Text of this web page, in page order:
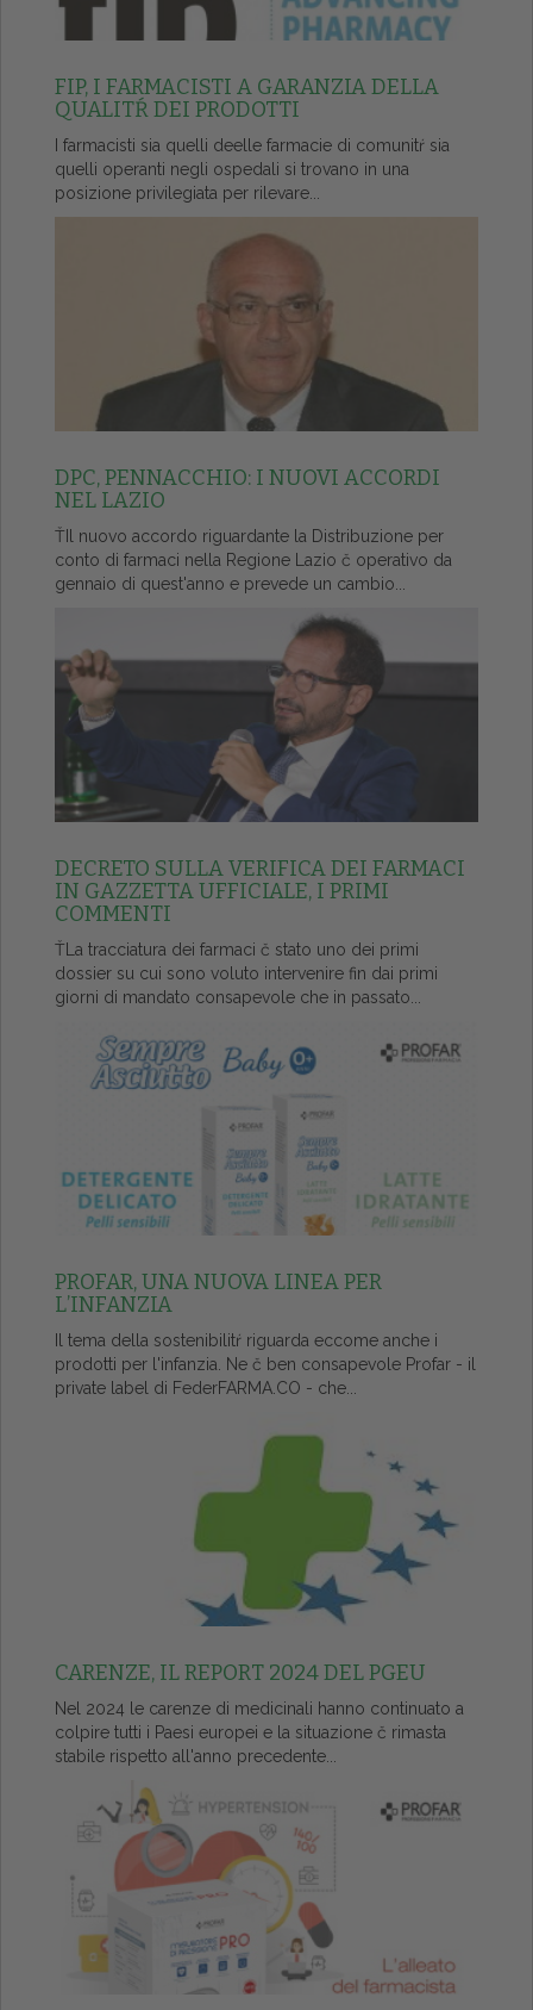
FIP, I FARMACISTI A GARANZIA DELLA
QUALITŔ DEI PRODOTTI
I farmacisti sia quelli deelle farmacie di comunitŕ sia
quelli operanti negli ospedali si trovano in una
posizione privilegiata per rilevare...
DPC, PENNACCHIO: I NUOVI ACCORDI
NEL LAZIO
ŤIl nuovo accordo riguardante la Distribuzione per
conto di farmaci nella Regione Lazio č operativo da
gennaio di quest'anno e prevede un cambio...
DECRETO SULLA VERIFICA DEI FARMACI
IN GAZZETTA UFFICIALE, I PRIMI
COMMENTI
ŤLa tracciatura dei farmaci č stato uno dei primi
dossier su cui sono voluto intervenire fin dai primi
giorni di mandato consapevole che in passato...
PROFAR, UNA NUOVA LINEA PER
L’INFANZIA
Il tema della sostenibilitŕ riguarda eccome anche i
prodotti per l'infanzia. Ne č ben consapevole Profar - il
private label di FederFARMA.CO - che...
CARENZE, IL REPORT 2024 DEL PGEU
Nel 2024 le carenze di medicinali hanno continuato a
colpire tutti i Paesi europei e la situazione č rimasta
stabile rispetto all'anno precedente...